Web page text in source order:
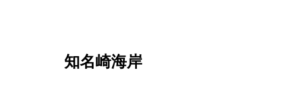
知名崎海岸